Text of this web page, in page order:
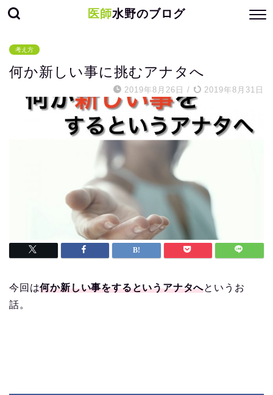
医師水野のブログ
考え方
何か新しい事に挑むアナタへ
2019年8月26日 / 2019年8月31日
今回は何か新しい事をするというアナタへというお
話。